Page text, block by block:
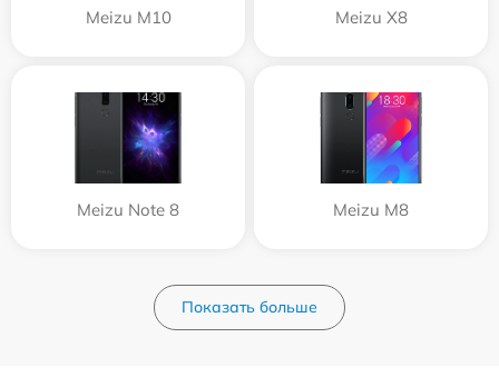
Meizu M10 Meizu X8
Meizu Note 8 Meizu M8
Показать больше